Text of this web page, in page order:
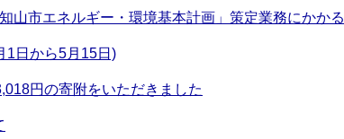
山市エネルギー・環境基本計画」策定業務にかか
1日から5月15日)
円の寄附をいただきました